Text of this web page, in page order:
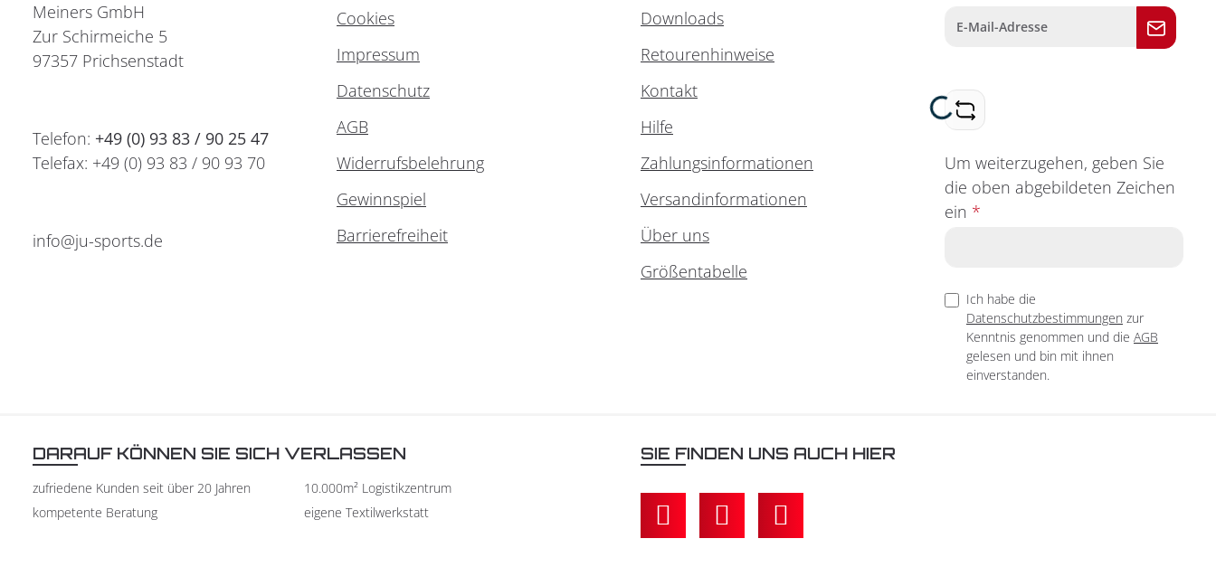
Meiners GmbH
Zur Schirmeiche 5
97357 Prichsenstadt
Telefon: +49 (0) 93 83 / 90 25 47
Telefax: +49 (0) 93 83 / 90 93 70
info@ju-sports.de
Cookies
Impressum
Datenschutz
AGB
Widerrufsbelehrung
Gewinnspiel
Barrierefreiheit
Downloads
Retourenhinweise
Kontakt
Hilfe
Zahlungsinformationen
Versandinformationen
Über uns
Größentabelle
Loading...
Um weiterzugehen, geben Sie
die oben abgebildeten Zeichen
ein *
Ich habe die
Datenschutzbestimmungen zur
Kenntnis genommen und die AGB
gelesen und bin mit ihnen
einverstanden.
DARAUF KÖNNEN SIE SICH VERLASSEN
zufriedene Kunden seit über 20 Jahren
10.000m² Logistikzentrum
kompetente Beratung
eigene Textilwerkstatt
SIE FINDEN UNS AUCH HIER